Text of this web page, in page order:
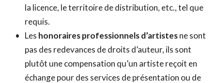
la licence, le territoire de distribution, etc., tel que
requis.
Les honoraires professionnels d’artistesne sont
pas des redevances de droits d’auteur, ils sont
plutôt une compensation qu’un artiste reçoit en
échange pour des services de présentation ou de